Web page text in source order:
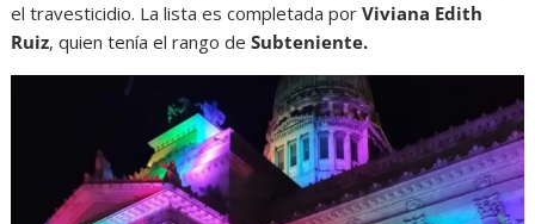
el travesticidio. La lista es completada porViviana Edith
Ruiz, quien tenía el rango deSubteniente.